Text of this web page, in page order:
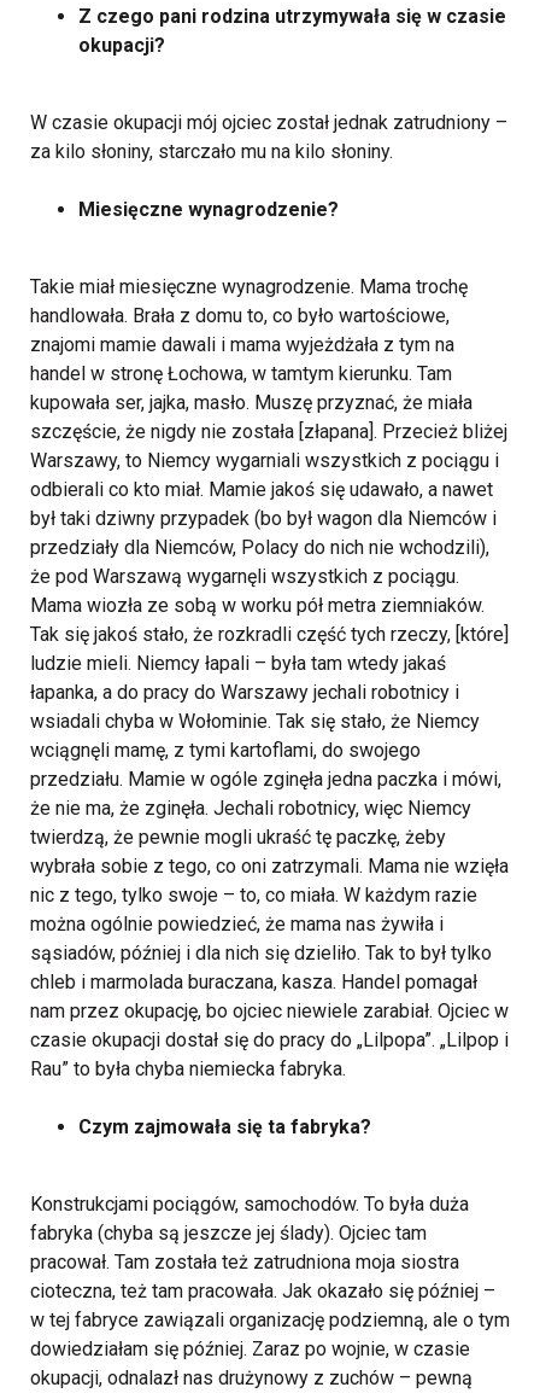
Z czego pani rodzina utrzymywała się w czasie
okupacji?
W czasie okupacji mój ojciec został jednak zatrudniony –
za kilo słoniny, starczało mu na kilo słoniny.
Miesięczne wynagrodzenie?
Takie miał miesięczne wynagrodzenie. Mama trochę
handlowała. Brała z domu to, co było wartościowe,
znajomi mamie dawali i mama wyjeżdżała z tym na
handel w stronę Łochowa, w tamtym kierunku. Tam
kupowała ser, jajka, masło. Muszę przyznać, że miała
szczęście, że nigdy nie została [złapana]. Przecież bliżej
Warszawy, to Niemcy wygarniali wszystkich z pociągu i
odbierali co kto miał. Mamie jakoś się udawało, a nawet
był taki dziwny przypadek (bo był wagon dla Niemców i
przedziały dla Niemców, Polacy do nich nie wchodzili),
że pod Warszawą wygarnęli wszystkich z pociągu.
Mama wiozła ze sobą w worku pół metra ziemniaków.
Tak się jakoś stało, że rozkradli część tych rzeczy, [które]
ludzie mieli. Niemcy łapali – była tam wtedy jakaś
łapanka, a do pracy do Warszawy jechali robotnicy i
wsiadali chyba w Wołominie. Tak się stało, że Niemcy
wciągnęli mamę, z tymi kartoflami, do swojego
przedziału. Mamie w ogóle zginęła jedna paczka i mówi,
że nie ma, że zginęła. Jechali robotnicy, więc Niemcy
twierdzą, że pewnie mogli ukraść tę paczkę, żeby
wybrała sobie z tego, co oni zatrzymali. Mama nie wzięła
nic z tego, tylko swoje – to, co miała. W każdym razie
można ogólnie powiedzieć, że mama nas żywiła i
sąsiadów, później i dla nich się dzieliło. Tak to był tylko
chleb i marmolada buraczana, kasza. Handel pomagał
nam przez okupację, bo ojciec niewiele zarabiał. Ojciec w
czasie okupacji dostał się do pracy do „Lilpopa”. „Lilpop i
Rau” to była chyba niemiecka fabryka.
Czym zajmowała się ta fabryka?
Konstrukcjami pociągów, samochodów. To była duża
fabryka (chyba są jeszcze jej ślady). Ojciec tam
pracował. Tam została też zatrudniona moja siostra
cioteczna, też tam pracowała. Jak okazało się później –
w tej fabryce zawiązali organizację podziemną, ale o tym
dowiedziałam się później. Zaraz po wojnie, w czasie
okupacji, odnalazł nas drużynowy z zuchów – pewną